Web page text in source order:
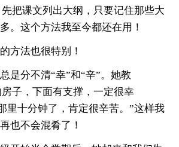
把课文列出大纲，只要记住那些大
。这个方法我至今都还在用！
法也很特别！
分不清“幸”和“辛”。她教
房子，下面有支撑，一定很幸
里十分钟了，肯定很辛苦。”这样我
也不会混肴了！